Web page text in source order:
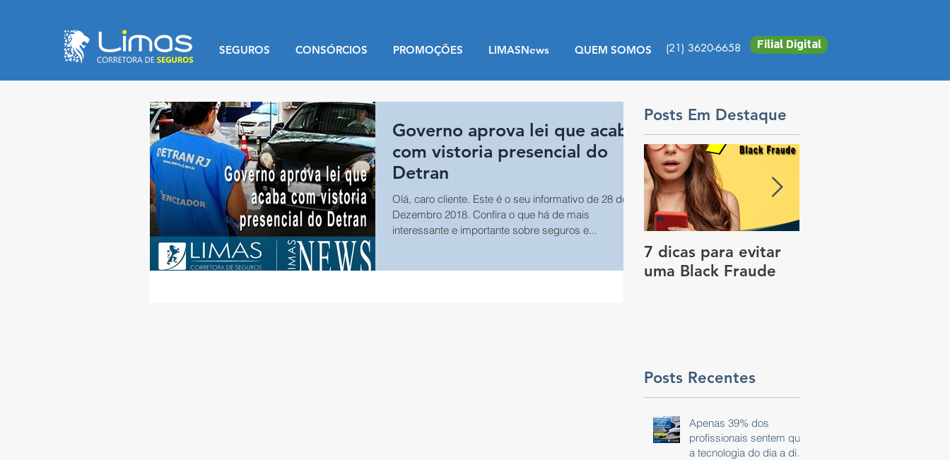
SEGUROS CONSÓRCIOS PROMOÇÕES LIMASNews QUEM SOMOS (21) 3620-6658 Filial Digital
Governo aprova lei que acaba
com vistoria presencial do
Detran
Olá, caro cliente. Este é o seu informativo de 28 de
Dezembro 2018. Confira o que há de mais
interessante e importante sobre seguros e...
Posts Em Destaque
7 dicas para evitar
uma Black Fraude
Posts Recentes
Apenas 39% dos
profissionais sentem que
a tecnologia do dia a dia